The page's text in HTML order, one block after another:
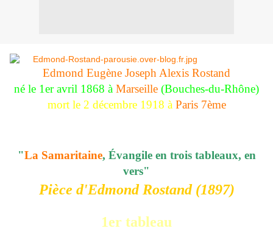
Edmond Eugène Joseph Alexis Rostand
né le 1er avril 1868 à Marseille (Bouches-du-Rhône)
mort le 2 décembre 1918 à Paris 7ème
"La Samaritaine, Évangile en trois tableaux, en
vers"
Pièce d'Edmond Rostand (1897)
1er tableau